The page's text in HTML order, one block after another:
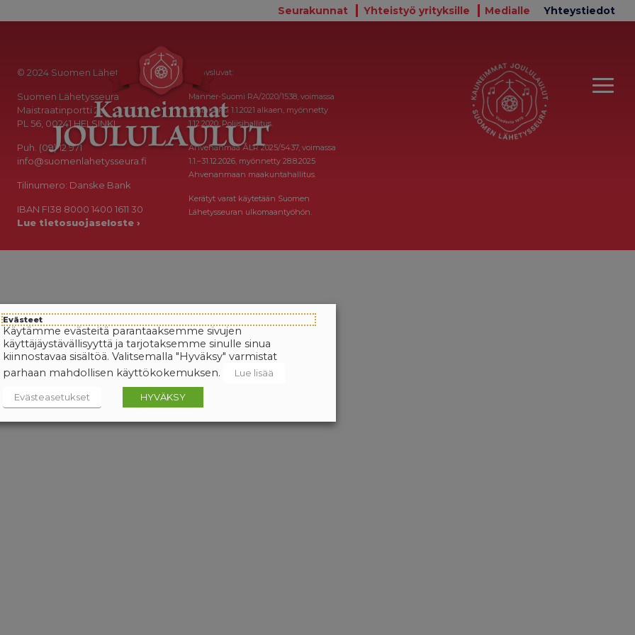
Seurakunnat Yhteistyö yrityksille Medialle Yhteystiedot
© 2024 Suomen Lähetysseura
Suomen Lähetysseura
Maistraatinportti 2a
PL 56, 00241 HELSINKI
Puh. (09) 12 971
info@suomenlahetysseura.fi
Tilinumero: Danske Bank
IBAN FI38 8000 1400 1611 30
Lue tietosuojaseloste ›
Keräysluvat:
Manner-Suomi RA/2020/1538, voimassa
toistaiseksi 1.1.2021 alkaen, myönnetty
1.12.2020, Poliisihallitus.
Ahvenanmaa ÅLR 2025/5437, voimassa
1.1.–31.12.2026, myönnetty 28.8.2025
Ahvenanmaan maakuntahallitus.
Kerätyt varat käytetään Suomen
Lähetysseuran ulkomaantyöhön.
Evästeet
Käytämme evästeitä parantaaksemme sivujen
käyttäjäystävällisyyttä ja tarjotaksemme sinulle sinua
kiinnostavaa sisältöä. Valitsemalla "Hyväksy" varmistat
parhaan mahdollisen käyttökokemuksen.
Lue lisää
Evästeasetukset HYVÄKSY